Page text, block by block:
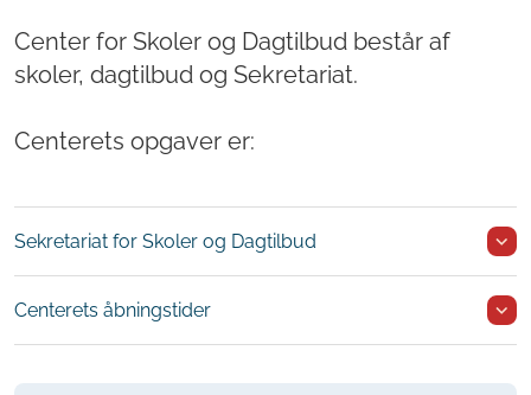
Center for Skoler og Dagtilbud består af
skoler, dagtilbud og Sekretariat.
Centerets opgaver er:
Sekretariat for Skoler og Dagtilbud
Centerets åbningstider